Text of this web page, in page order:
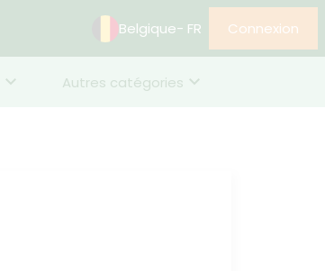
Belgique- FR Connexion
Autres catégories